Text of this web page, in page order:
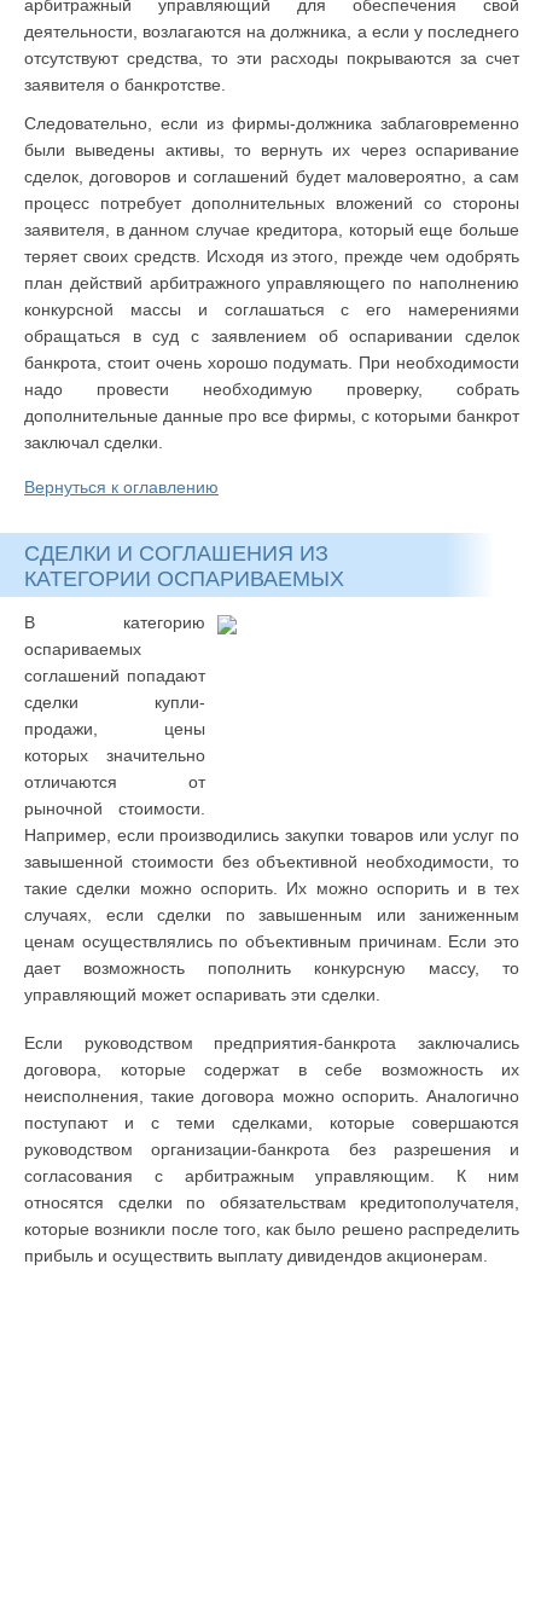
арбитражный управляющий для обеспечения свой
деятельности, возлагаются на должника, а если у последнего
отсутствуют средства, то эти расходы покрываются за счет
заявителя о банкротстве.
Следовательно, если из фирмы-должника заблаговременно
были выведены активы, то вернуть их через оспаривание
сделок, договоров и соглашений будет маловероятно, а сам
процесс потребует дополнительных вложений со стороны
заявителя, в данном случае кредитора, который еще больше
теряет своих средств. Исходя из этого, прежде чем одобрять
план действий арбитражного управляющего по наполнению
конкурсной массы и соглашаться с его намерениями
обращаться в суд с заявлением об оспаривании сделок
банкрота, стоит очень хорошо подумать. При необходимости
надо провести необходимую проверку, собрать
дополнительные данные про все фирмы, с которыми банкрот
заключал сделки.
Вернуться к оглавлению
СДЕЛКИ И СОГЛАШЕНИЯ ИЗ
КАТЕГОРИИ ОСПАРИВАЕМЫХ
В категорию
оспариваемых
соглашений попадают
сделки купли-
продажи, цены
которых значительно
отличаются от
рыночной стоимости.
Например, если производились закупки товаров или услуг по
завышенной стоимости без объективной необходимости, то
такие сделки можно оспорить. Их можно оспорить и в тех
случаях, если сделки по завышенным или заниженным
ценам осуществлялись по объективным причинам. Если это
дает возможность пополнить конкурсную массу, то
управляющий может оспаривать эти сделки.
Если руководством предприятия-банкрота заключались
договора, которые содержат в себе возможность их
неисполнения, такие договора можно оспорить. Аналогично
поступают и с теми сделками, которые совершаются
руководством организации-банкрота без разрешения и
согласования с арбитражным управляющим. К ним
относятся сделки по обязательствам кредитополучателя,
которые возникли после того, как было решено распределить
прибыль и осуществить выплату дивидендов акционерам.